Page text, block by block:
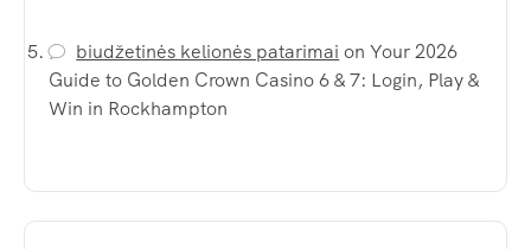
biudžetinės kelionės patarimai onYour 2026
Guide to Golden Crown Casino 6 & 7: Login, Play &
Win in Rockhampton